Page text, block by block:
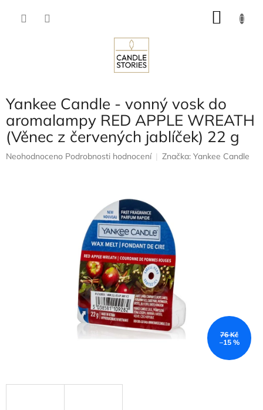
Yankee Candle - vonný vosk do
aromalampy RED APPLE WREATH
(Věnec z červených jablíček) 22 g
Průměrné
Neohodnoceno Podrobnosti hodnocení Značka: Yankee Candle
76 Kč
–15 %